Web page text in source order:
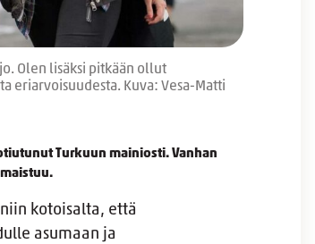
Olen lisäksi pitkään ollut
eriarvoisuudesta. Kuva: Vesa-Matti
Turkuun mainiosti. Vanhan
kotoisalta, että
asumaan ja